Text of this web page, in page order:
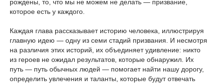
рождены, то, что мы не можем не делать — призвание,
которое есть у каждого.
Каждая глава рассказывает историю человека, иллюстрируя
главную идею — одну из семи стадий призвания. И несмотря
на различия этих историй, их объединяет удивление: никто
из героев не ожидал результатов, которые обнаружил. Их
путь — путь обычных людей — помогает найти нашу дорогу,
определить увлечения и таланты, которые будут отвечать